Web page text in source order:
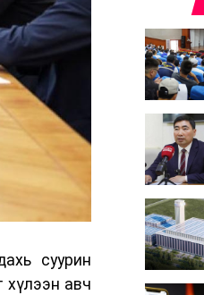
суурин
хүлээн авч